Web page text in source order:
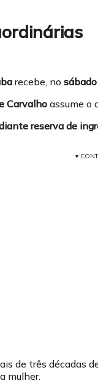
recebe, no
Carvalho assume o
reserva de
▾
de três décadas
mulher.